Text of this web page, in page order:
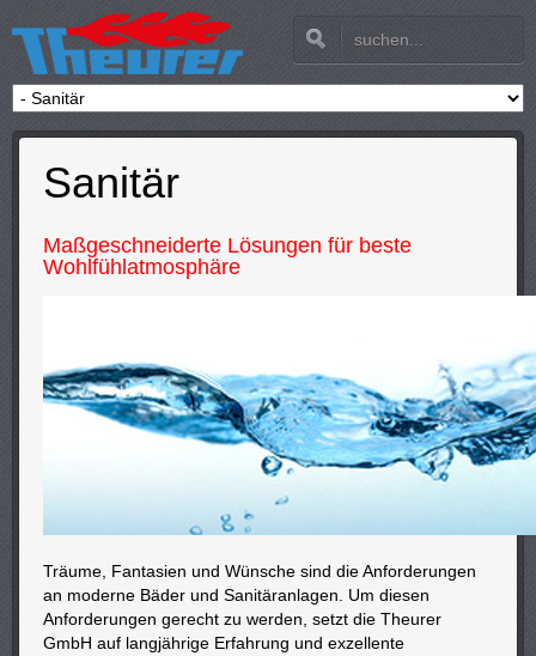
Sanitär
Maßgeschneiderte Lösungen für beste
Wohlfühlatmosphäre
Träume, Fantasien und Wünsche sind die Anforderungen
an moderne Bäder und Sanitäranlagen. Um diesen
Anforderungen gerecht zu werden, setzt die Theurer
GmbH auf langjährige Erfahrung und exzellente